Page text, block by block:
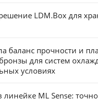
LDM.Box для
баланс прочности и
для систем
условиях
ML Sense: